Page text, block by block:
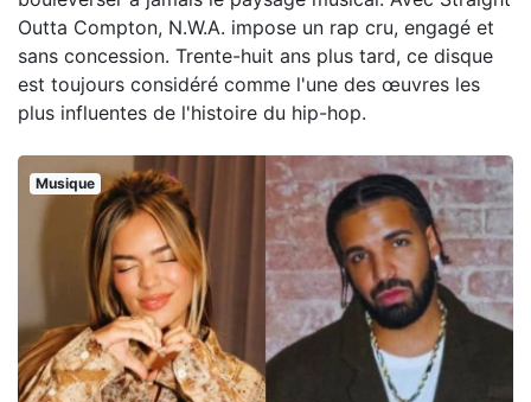
Outta Compton, N.W.A. impose un rap cru, engagé et
sans concession. Trente-huit ans plus tard, ce disque
est toujours considéré comme l'une des œuvres les
plus influentes de l'histoire du hip-hop.
Musique